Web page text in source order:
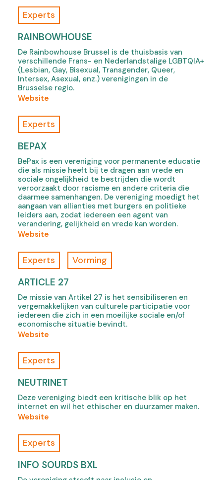
w
t
a
b
)
l
e
y
,
o
p
e
n
i
n
w
t
a
b
)
f
T
e
l
s
Q
u
e
,
o
n
s
i
n
n
e
w
a
b
Experts
RAINBOWHOUSE
De Rainbowhouse Brussel is de thuisbasis van
verschillende Frans- en Nederlandstalige LGBTQIA+
(Lesbian, Gay, Bisexual, Transgender, Queer,
Intersex, Asexual, enz.) verenigingen in de
Brusselse regio.
Website
f
R
n
b
o
w
H
o
u
e
,
p
e
n
s
i
n
e
w
t
a
b
Experts
BEPAX
BePax is een vereniging voor permanente educatie
die als missie heeft bij te dragen aan vrede en
sociale ongelijkheid te bestrijden die wordt
veroorzaakt door racisme en andere criteria die
daarmee samenhangen. De vereniging moedigt het
aangaan van allianties met burgers en politieke
leiders aan, zodat iedereen een agent van
verandering, gelijkheid en vrede kan worden.
Website
f
B
e
P
a
x
,
e
n
s
i
n
n
w
t
a
b
)
Experts Vorming
ARTICLE 27
De missie van Artikel 27 is het sensibiliseren en
vergemakkelijken van culturele participatie voor
iedereen die zich in een moeilijke sociale en/of
economische situatie bevindt.
Website
f
A
r
t
i
c
e
2
7
,
o
Experts
NEUTRINET
Deze vereniging biedt een kritische blik op het
internet en wil het ethischer en duurzamer maken.
Website
f
N
e
u
Experts
INFO SOURDS BXL